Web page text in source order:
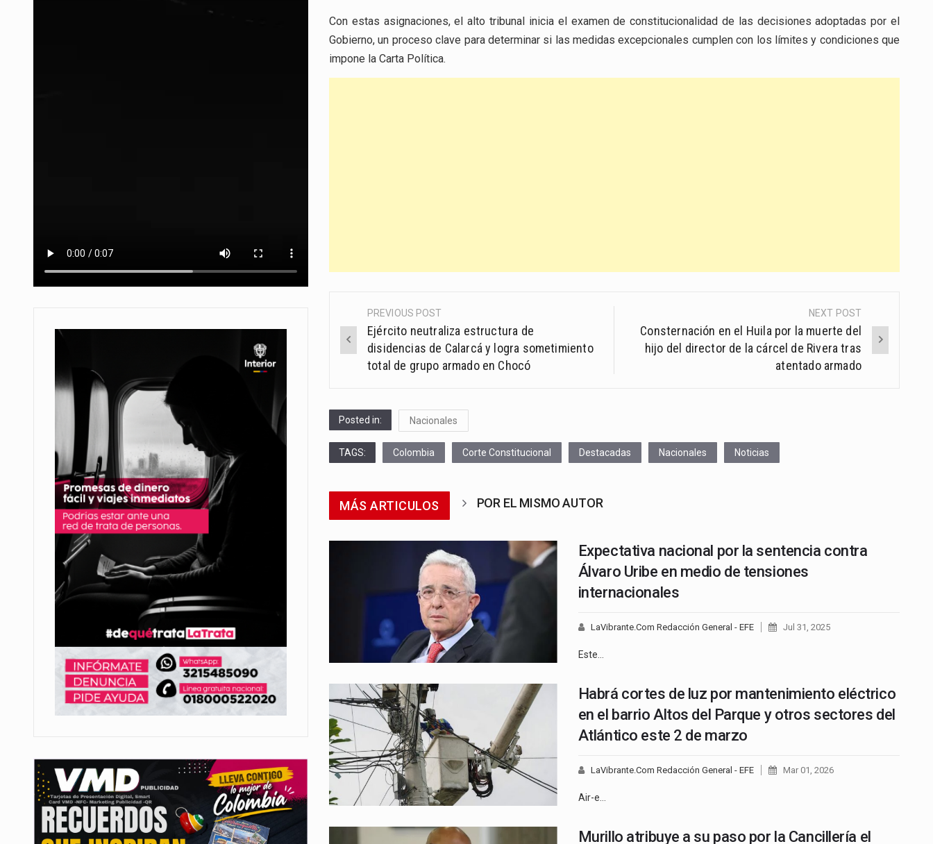
Con estas asignaciones, el alto tribunal inicia el examen de constitucionalidad de las decisiones adoptadas por el
Gobierno, un proceso clave para determinar si las medidas excepcionales cumplen con los límites y condiciones que
impone la Carta Política.
Post
navigation
PREVIOUS POST
Ejército neutraliza estructura de
disidencias de Calarcá y logra sometimiento
total de grupo armado en Chocó
NEXT POST
Consternación en el Huila por la muerte del
hijo del director de la cárcel de Rivera tras
atentado armado
Posted in: Nacionales
TAGS: Colombia Corte Constitucional Destacadas Nacionales Noticias
MÁS ARTICULOS POR EL MISMO AUTOR
Expectativa nacional por la sentencia contra
Álvaro Uribe en medio de tensiones
internacionales
LaVibrante.Com Redacción General - EFE Jul 31, 2025
Este…
Habrá cortes de luz por mantenimiento eléctrico
en el barrio Altos del Parque y otros sectores del
Atlántico este 2 de marzo
LaVibrante.Com Redacción General - EFE Mar 01, 2026
Air-e…
Murillo atribuye a su paso por la Cancillería el